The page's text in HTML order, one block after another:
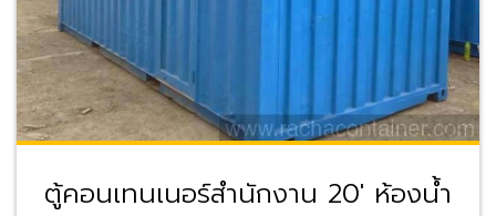
ตู้คอนเทนเนอร์สำนักงาน 20' ห้องน้ำ